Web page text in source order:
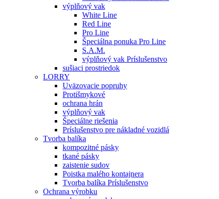
výplňový vak
White Line
Red Line
Pro Line
Špeciálna ponuka Pro Line
S.A.M.
výplňový vak Príslušenstvo
sušiaci prostriedok
LORRY
Uväzovacie popruhy
Protišmykové
ochrana hrán
výplňový vak
Špeciálne riešenia
Príslušenstvo pre nákladné vozidlá
Tvorba balíka
kompozitné pásky
tkané pásky
zaistenie sudov
Poistka malého kontajnera
Tvorba balíka Príslušenstvo
Ochrana výrobku